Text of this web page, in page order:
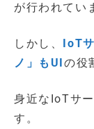
が行われてい
しかし、
IoT
ノ」もUI の役
身近なIoTサ
す。